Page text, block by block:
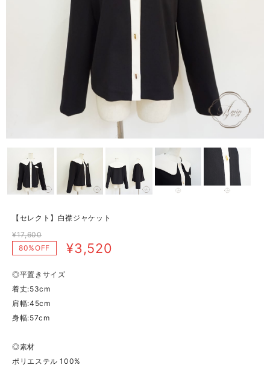
【セレクト】白襟ジャケット
¥17,600
80%OFF
¥3,520
◎平置きサイズ
着丈:53cm
肩幅:45cm
身幅:57cm
◎素材
ポリエステル 100%